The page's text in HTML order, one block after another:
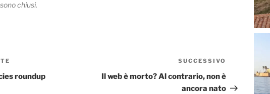
chiusi.
roundup
successivo
SUCCESSIVO
Il web è morto? Al contrario, non è
ancora nato